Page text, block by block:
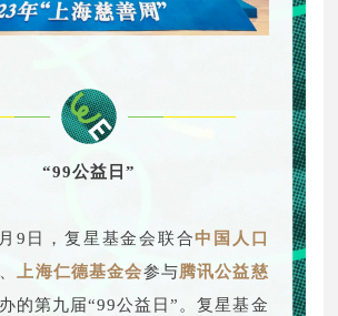
“99公益日”
9日，复星基金会联合中国人口
、上海仁德基金会参与腾讯公益慈
的第九届“99公益日”。复星基金